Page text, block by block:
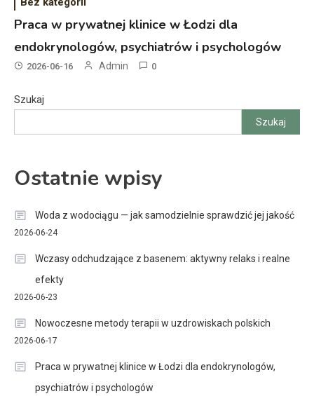
Praca w prywatnej klinice w Łodzi dla
endokrynologów, psychiatrów i psychologów
2026-06-16 Admin 0
Szukaj
Szukaj
Ostatnie wpisy
Woda z wodociągu — jak samodzielnie sprawdzić jej jakość
2026-06-24
Wczasy odchudzające z basenem: aktywny relaks i realne
efekty
2026-06-23
Nowoczesne metody terapii w uzdrowiskach polskich
2026-06-17
Praca w prywatnej klinice w Łodzi dla endokrynologów,
psychiatrów i psychologów